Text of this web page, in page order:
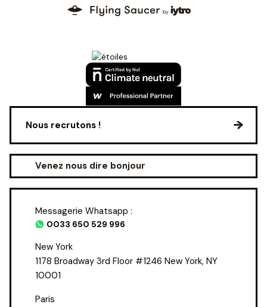
Nous recrutons !
Venez nous dire bonjour
Messagerie Whatsapp :
0033 650 529 996
New York
1178 Broadway 3rd Floor #1246 New York, NY
10001
Paris